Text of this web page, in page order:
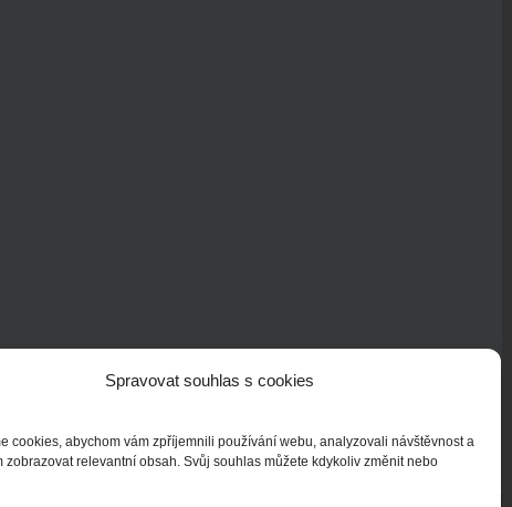
Spravovat souhlas s cookies
cookies, abychom vám zpříjemnili používání webu, analyzovali návštěvnost a
zobrazovat relevantní obsah. Svůj souhlas můžete kdykoliv změnit nebo